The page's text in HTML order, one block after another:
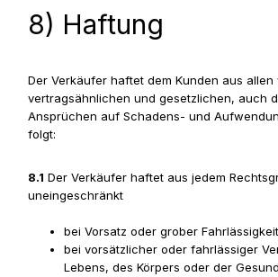
8) Haftung
Der Verkäufer haftet dem Kunden aus
vertragsähnlichen und gesetzlichen, auch
Ansprüchen auf Schadens- und
folgt:
8.1 Der Verkäufer haftet aus jedem
uneingeschränkt
bei Vorsatz oder grober
bei vorsätzlicher oder fahrlässiger
Lebens, des Körpers oder der